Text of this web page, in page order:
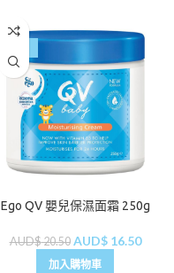
Ego QV 嬰兒保濕面霜 250g
AUD$20.50 AUD$16.50
加入購物車